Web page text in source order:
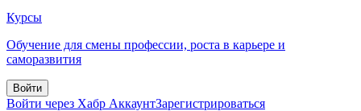
Курсы
Обучение для смены профессии, роста в карьере и
саморазвития
Войти
Войти через Хабр АккаунтЗарегистрироваться